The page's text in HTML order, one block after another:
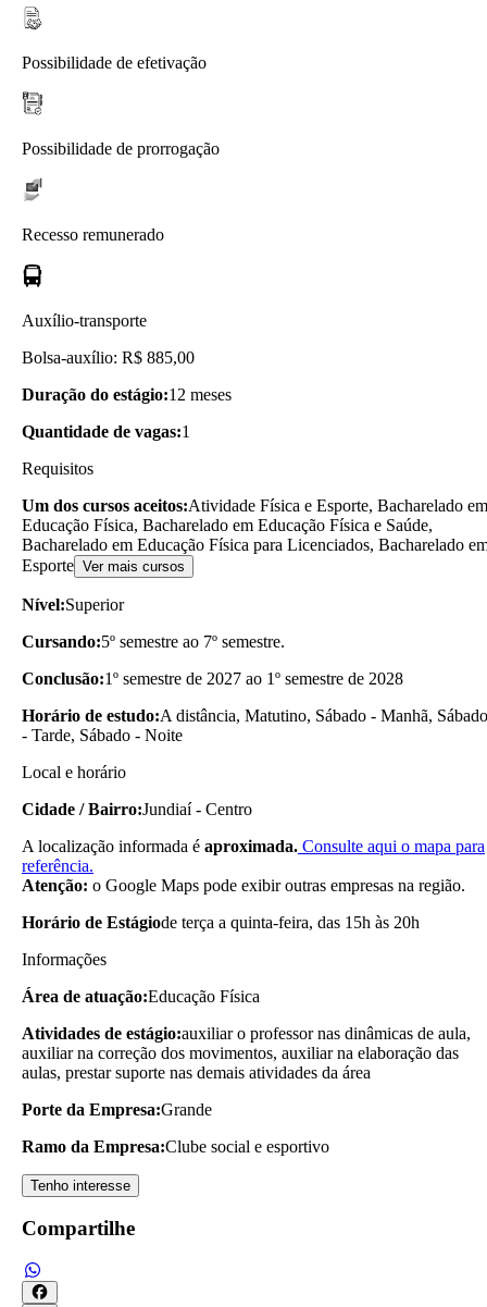
Possibilidade de efetivação
Possibilidade de prorrogação
Recesso remunerado
Auxílio-transporte
Bolsa-auxílio: R$ 885,00
Duração do estágio:12 meses
Quantidade de vagas:1
Requisitos
Um dos cursos aceitos:Atividade Física e Esporte, Bacharelado em
Educação Física, Bacharelado em Educação Física e Saúde,
Bacharelado em Educação Física para Licenciados, Bacharelado
Esporte Ver mais cursos
Nível:Superior
Cursando:5º semestre ao 7º semestre.
Conclusão:1º semestre de 2027 ao 1º semestre de 2028
Horário de estudo:A distância, Matutino, Sábado - Manhã, Sábado
- Tarde, Sábado - Noite
Local e horário
Cidade / Bairro:Jundiaí - Centro
A localização informada é aproximada. Consulte aqui o mapa para
referência.
Atenção: o Google Maps pode exibir outras empresas na região.
Horário de Estágiode terça a quinta-feira, das 15h às 20h
Informações
Área de atuação:Educação Física
Atividades de estágio:auxiliar o professor nas dinâmicas de aula,
auxiliar na correção dos movimentos, auxiliar na elaboração das
aulas, prestar suporte nas demais atividades da área
Porte da Empresa:Grande
Ramo da Empresa:Clube social e esportivo
Tenho interesse
Compartilhe